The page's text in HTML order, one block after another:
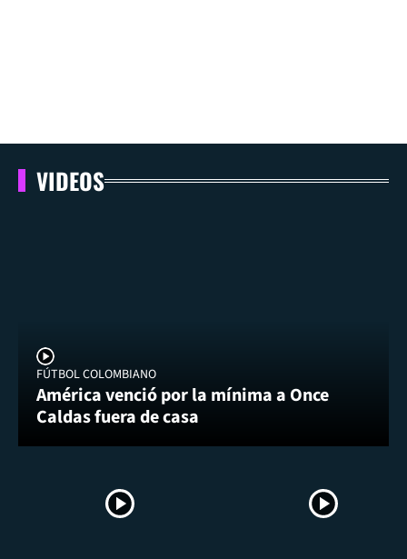
VIDEOS
FÚTBOL COLOMBIANO
América venció por la mínima a Once
Caldas fuera de casa